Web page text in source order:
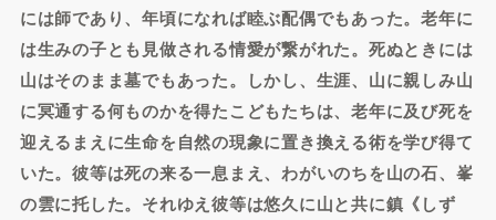
には師であり、年頃になれば睦ぶ配偶でもあった。老年に
は生みの子とも見做される情愛が繋がれた。死ぬときには
山はそのまま墓でもあった。しかし、生涯、山に親しみ山
に冥通する何ものかを得たこどもたちは、老年に及び死を
迎えるまえに生命を自然の現象に置き換える術を学び得て
いた。彼等は死の来る一息まえ、わがいのちを山の石、峯
の雲に托した。それゆえ彼等は悠久に山と共に鎮《しず